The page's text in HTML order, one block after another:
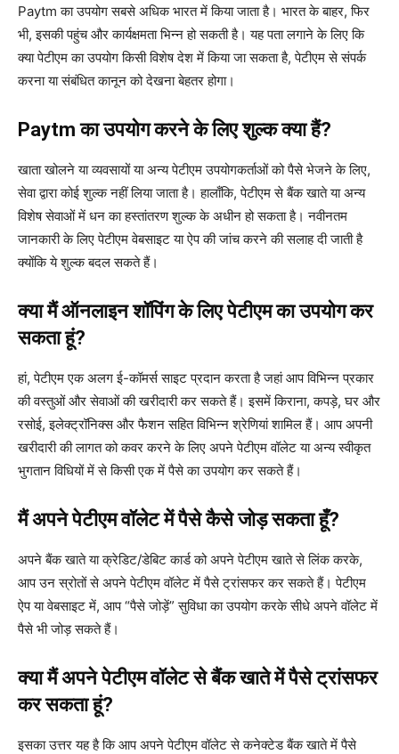
Paytm का उपयोग सबसे अधिक भारत में किया जाता है। भारत के बाहर, फिर
भी, इसकी पहुंच और कार्यक्षमता भिन्न हो सकती है। यह पता लगाने के लिए कि
क्या पेटीएम का उपयोग किसी विशेष देश में किया जा सकता है, पेटीएम से संपर्क
करना या संबंधित कानून को देखना बेहतर होगा।
Paytm का उपयोग करने के लिए शुल्क क्या हैं?
खाता खोलने या व्यवसायों या अन्य पेटीएम उपयोगकर्ताओं को पैसे भेजने के लिए,
सेवा द्वारा कोई शुल्क नहीं लिया जाता है। हालाँकि, पेटीएम से बैंक खाते या अन्य
विशेष सेवाओं में धन का हस्तांतरण शुल्क के अधीन हो सकता है। नवीनतम
जानकारी के लिए पेटीएम वेबसाइट या ऐप की जांच करने की सलाह दी जाती है
क्योंकि ये शुल्क बदल सकते हैं।
क्या मैं ऑनलाइन शॉपिंग के लिए पेटीएम का उपयोग कर
सकता हूं?
हां, पेटीएम एक अलग ई-कॉमर्स साइट प्रदान करता है जहां आप विभिन्न प्रकार
की वस्तुओं और सेवाओं की खरीदारी कर सकते हैं। इसमें किराना, कपड़े, घर और
रसोई, इलेक्ट्रॉनिक्स और फैशन सहित विभिन्न श्रेणियां शामिल हैं। आप अपनी
खरीदारी की लागत को कवर करने के लिए अपने पेटीएम वॉलेट या अन्य स्वीकृत
भुगतान विधियों में से किसी एक में पैसे का उपयोग कर सकते हैं।
मैं अपने पेटीएम वॉलेट में पैसे कैसे जोड़ सकता हूँ?
अपने बैंक खाते या क्रेडिट/डेबिट कार्ड को अपने पेटीएम खाते से लिंक करके,
आप उन स्रोतों से अपने पेटीएम वॉलेट में पैसे ट्रांसफर कर सकते हैं। पेटीएम
ऐप या वेबसाइट में, आप “पैसे जोड़ें” सुविधा का उपयोग करके सीधे अपने वॉलेट में
पैसे भी जोड़ सकते हैं।
क्या मैं अपने पेटीएम वॉलेट से बैंक खाते में पैसे ट्रांसफर
कर सकता हूं?
इसका उत्तर यह है कि आप अपने पेटीएम वॉलेट से कनेक्टेड बैंक खाते में पैसे